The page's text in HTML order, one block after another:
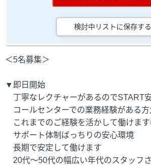
検討中リストに保存する
＜5名募集＞
▼即日開始
丁寧なレクチャーがあるのでSTART
コールセンターでの業務経験がある方
これまでのご経験を活かして働けま
サポート体制ばっちりの安心環境
長期で安定して働けます
20代～50代の幅広い年代のスタッフ